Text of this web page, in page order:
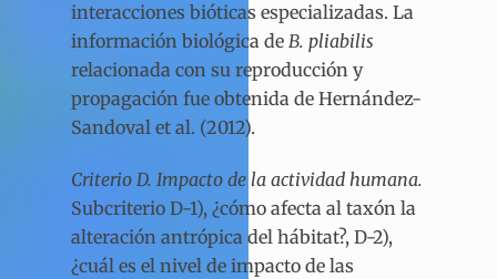
interacciones bióticas especializadas. La
información biológica de B. pliabilis
relacionada con su reproducción y
propagación fue obtenida de Hernández-
Sandoval et al. (2012).
Criterio D. Impacto de la actividad humana.
Subcriterio D-1), ¿cómo afecta al taxón la
alteración antrópica del hábitat?, D-2),
¿cuál es el nivel de impacto de las